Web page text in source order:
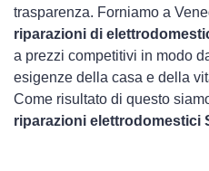
trasparenza. Forniamo a
riparazioni di
a prezzi competitivi in modo
esigenze della casa e della
Come risultato di questo
riparazioni elettrodomestici